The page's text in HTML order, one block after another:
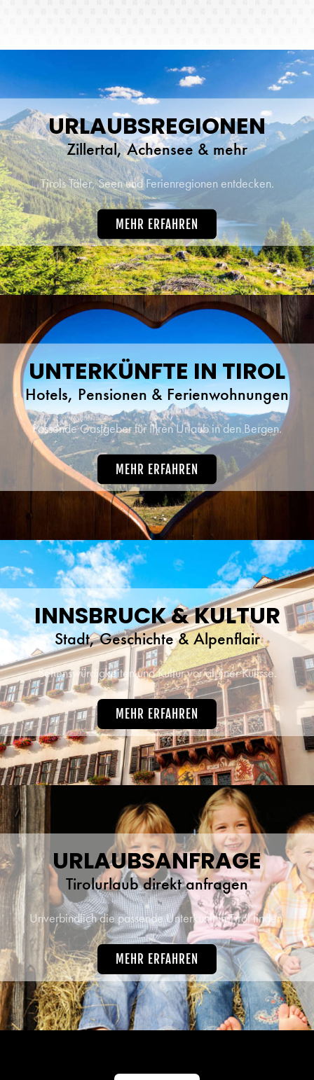
URLAUBSREGIONEN
Zillertal, Achensee & mehr
Tirols Täler, Seen und Ferienregionen entdecken.
MEHR ERFAHREN
UNTERKÜNFTE IN TIROL
Hotels, Pensionen & Ferienwohnungen
Passende Gastgeber für Ihren Urlaub in den Bergen.
MEHR ERFAHREN
INNSBRUCK & KULTUR
Stadt, Geschichte & Alpenflair
Sehenswürdigkeiten und Kultur vor alpiner Kulisse.
MEHR ERFAHREN
URLAUBSANFRAGE
Tirolurlaub direkt anfragen
Unverbindlich die passende Unterkunft in Tirol finden.
MEHR ERFAHREN